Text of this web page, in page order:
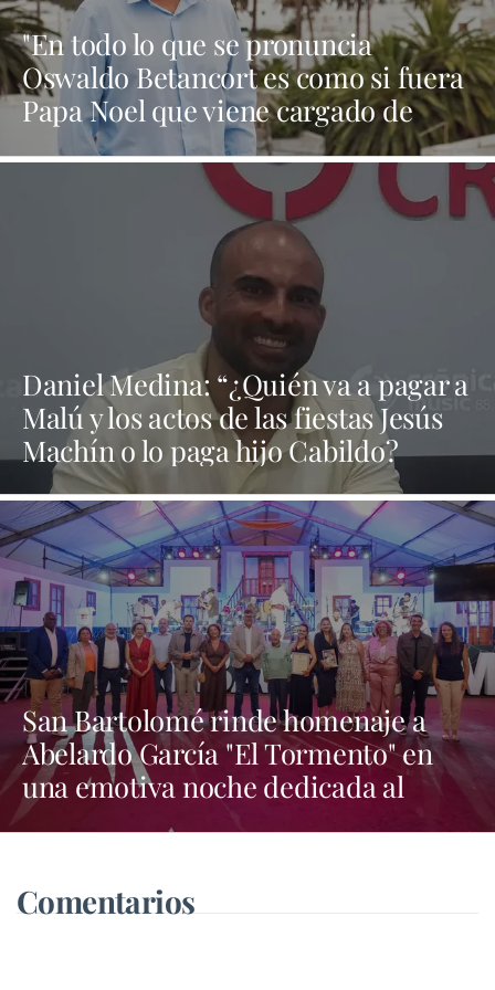
"En todo lo que se pronuncia
Oswaldo Betancort es como si fuera
Papa Noel que viene cargado de
regalos y al final todo es humo"
Daniel Medina: “¿Quién va a pagar a
Malú y los actos de las fiestas Jesús
Machín o lo paga hijo Cabildo?
San Bartolomé rinde homenaje a
Abelardo García "El Tormento" en
una emotiva noche dedicada al
folclore canario
Comentarios